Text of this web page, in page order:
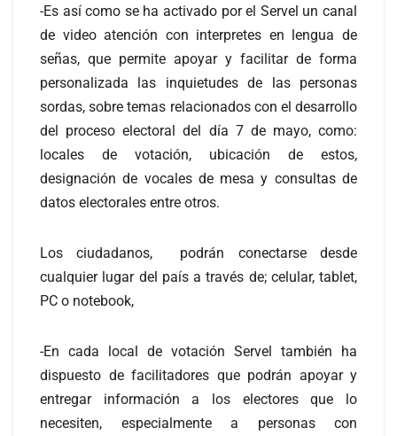
-Es así como se ha activado por el Servel un canal
de video atención con interpretes en lengua de
señas, que permite apoyar y facilitar de forma
personalizada las inquietudes de las personas
sordas, sobre temas relacionados con el desarrollo
del proceso electoral del día 7 de mayo, como:
locales de votación, ubicación de estos,
designación de vocales de mesa y consultas de
datos electorales entre otros.
Los ciudadanos, podrán conectarse desde
cualquier lugar del país a través de; celular, tablet,
PC o notebook,
-En cada local de votación Servel también ha
dispuesto de facilitadores que podrán apoyar y
entregar información a los electores que lo
necesiten, especialmente a personas con